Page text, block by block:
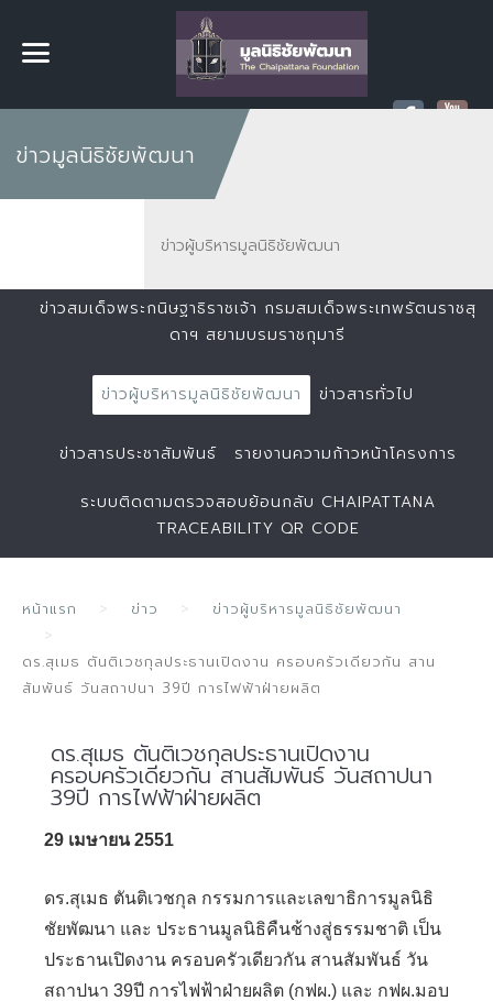
ข่าวมูลนิธิชัยพัฒนา
ข่าวผู้บริหารมูลนิธิชัยพัฒนา
ข่าวสมเด็จพระกนิษฐาธิราชเจ้า กรมสมเด็จพระเทพรัตนราชสุ
ดาฯ สยามบรมราชกุมารี
ข่าวผู้บริหารมูลนิธิชัยพัฒนา ข่าวสารทั่วไป
ข่าวสารประชาสัมพันธ์ รายงานความก้าวหน้าโครงการ
ระบบติดตามตรวจสอบย้อนกลับ CHAIPATTANA
TRACEABILITY QR CODE
หน้าแรก ข่าว ข่าวผู้บริหารมูลนิธิชัยพัฒนา
ดร.สุเมธ ตันติเวชกุลประธานเปิดงาน ครอบครัวเดียวกัน สาน
สัมพันธ์ วันสถาปนา 39ปี การไฟฟ้าฝ่ายผลิต
ดร.สุเมธ ตันติเวชกุลประธานเปิดงาน
ครอบครัวเดียวกัน สานสัมพันธ์ วันสถาปนา
39ปี การไฟฟ้าฝ่ายผลิต
29 เมษายน 2551
ดร.สุเมธ ตันติเวชกุล กรรมการและเลขาธิการมูลนิธิ
ชัยพัฒนา และ ประธานมูลนิธิคืนช้างสู่ธรรมชาติ เป็น
ประธานเปิดงาน ครอบครัวเดียวกัน สานสัมพันธ์ วัน
สถาปนา 39ปี การไฟฟ้าฝ่ายผลิต (กฟผ.) และ กฟผ.มอบ